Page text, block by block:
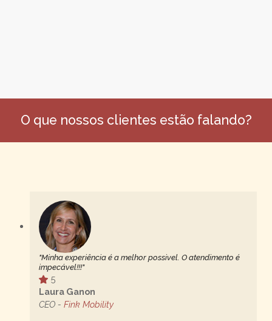
O que nossos clientes estão falando?
"Minha experiência é a melhor possivel. O atendimento é
impecável!!!"
5
Laura Ganon
CEO - Fink Mobility